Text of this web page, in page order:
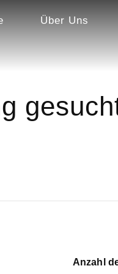
Über Uns
Anzahl